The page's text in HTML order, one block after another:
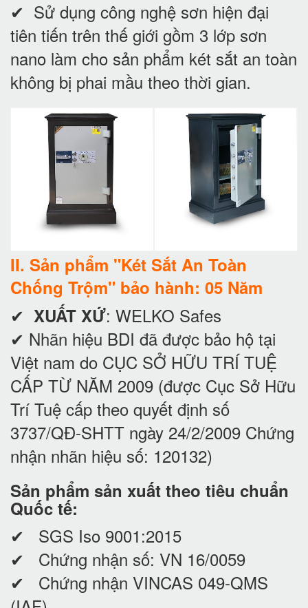
✔ Sử dụng công nghệ sơn hiện đại
tiên tiến trên thế giới gồm 3 lớp sơn
nano làm cho sản phẩm két sắt an toàn
không bị phai mầu theo thời gian.
II. Sản phẩm "Két Sắt An Toàn
Chống Trộm" bảo hành: 05 Năm
✔ XUẤT XỨ: WELKO Safes
✔ Nhãn hiệu BDI đã được bảo hộ tại
Việt nam do CỤC SỞ HỮU TRÍ TUỆ
CẤP TỪ NĂM 2009 (được Cục Sở Hữu
Trí Tuệ cấp theo quyết định số
3737/QĐ-SHTT ngày 24/2/2009 Chứng
nhận nhãn hiệu số: 120132)
Sản phẩm sản xuất theo tiêu chuẩn
Quốc tế:
✔ SGS Iso 9001:2015
✔ Chứng nhận số: VN 16/0059
✔ Chứng nhận VINCAS 049-QMS